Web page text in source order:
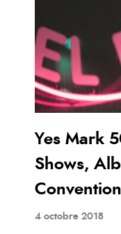
Yes Mark
Shows,
Convention
4 octobre 2018